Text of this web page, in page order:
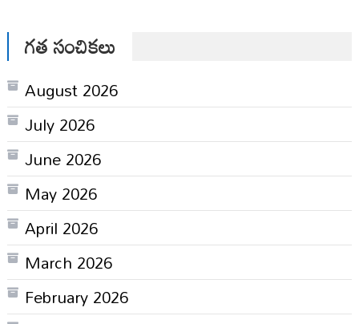
గత సంచికలు
August 2026
July 2026
June 2026
May 2026
April 2026
March 2026
February 2026